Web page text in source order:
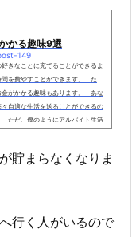
かる趣味9選
149
きなことに充てることができるよ
を費やすことができます。 た
がかかる趣味もあります。 あな
自適な生活を送ることができるの
ただ、僕のようにアルバイト生活
貯まらなくなりま
行く人がいるので